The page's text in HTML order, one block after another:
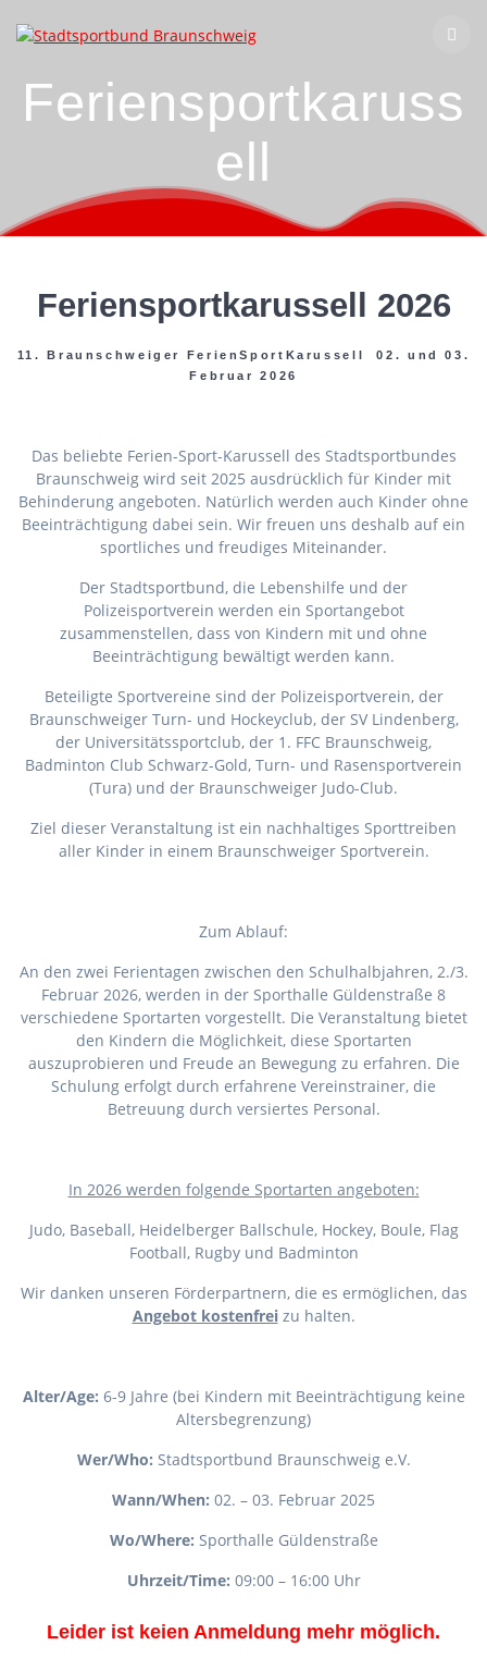
Inhalt
Feriensportkaruss
ell
Feriensportkarussell 2026
11. Braunschweiger FerienSportKarussell 02. und 03.
Februar 2026
Das beliebte Ferien-Sport-Karussell des Stadtsportbundes
Braunschweig wird seit 2025 ausdrücklich für Kinder mit
Behinderung angeboten. Natürlich werden auch Kinder ohne
Beeinträchtigung dabei sein. Wir freuen uns deshalb auf ein
sportliches und freudiges Miteinander.
Der Stadtsportbund, die Lebenshilfe und der
Polizeisportverein werden ein Sportangebot
zusammenstellen, dass von Kindern mit und ohne
Beeinträchtigung bewältigt werden kann.
Beteiligte Sportvereine sind der Polizeisportverein, der
Braunschweiger Turn- und Hockeyclub, der SV Lindenberg,
der Universitätssportclub, der 1. FFC Braunschweig,
Badminton Club Schwarz-Gold, Turn- und Rasensportverein
(Tura) und der Braunschweiger Judo-Club.
Ziel dieser Veranstaltung ist ein nachhaltiges Sporttreiben
aller Kinder in einem Braunschweiger Sportverein.
Zum Ablauf:
An den zwei Ferientagen zwischen den Schulhalbjahren, 2./3.
Februar 2026, werden in der Sporthalle Güldenstraße 8
verschiedene Sportarten vorgestellt. Die Veranstaltung bietet
den Kindern die Möglichkeit, diese Sportarten
auszuprobieren und Freude an Bewegung zu erfahren. Die
Schulung erfolgt durch erfahrene Vereinstrainer, die
Betreuung durch versiertes Personal.
In 2026 werden folgende Sportarten angeboten:
Judo, Baseball, Heidelberger Ballschule, Hockey, Boule, Flag
Football, Rugby und Badminton
Wir danken unseren Förderpartnern, die es ermöglichen, das
Angebot kostenfreizu halten.
Alter/Age: 6-9 Jahre (bei Kindern mit Beeinträchtigung keine
Altersbegrenzung)
Wer/Who: Stadtsportbund Braunschweig e.V.
Wann/When: 02. – 03. Februar 2025
Wo/Where: Sporthalle Güldenstraße
Uhrzeit/Time: 09:00 – 16:00 Uhr
Leider ist keien Anmeldung mehr möglich.